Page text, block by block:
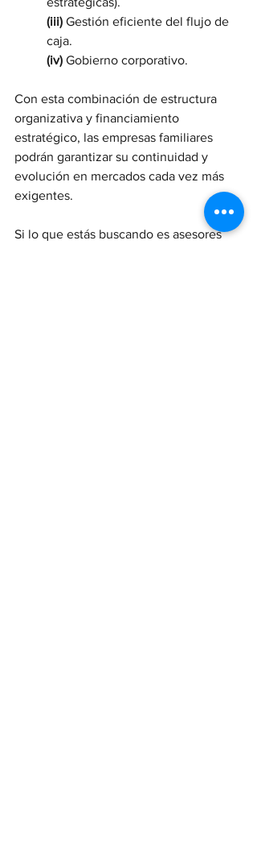
(iii) Gestión eficiente del flujo de
caja.
(iv) Gobierno corporativo.
Con esta combinación de estructura
organizativa y financiamiento
estratégico, las empresas familiares
podrán garantizar su continuidad y
evolución en mercados cada vez más
exigentes.
Si lo que estás buscando es asesores